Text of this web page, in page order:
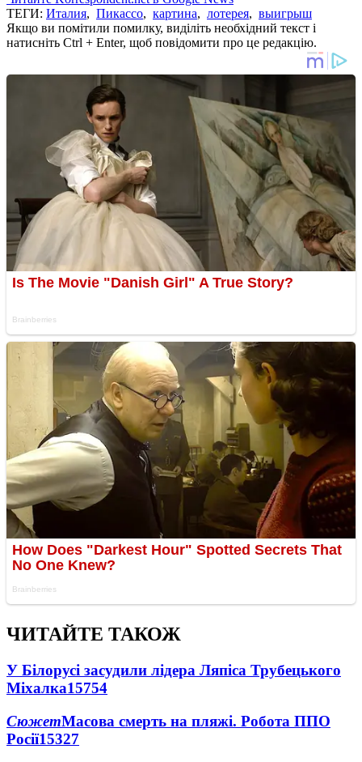
ТЕГИ: Италия, Пикассо, картина, лотерея, выигрыш
Якщо ви помітили помилку, виділіть необхідний текст і
натисніть Ctrl + Enter, щоб повідомити про це редакцію.
ЧИТАЙТЕ ТАКОЖ
У Білорусі засудили лідера Ляпіса Трубецького
Міхалка15754
СюжетМасова смерть на пляжі. Робота ППО
Росії15327